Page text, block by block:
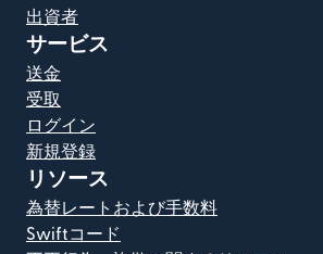
出資者
サービス
送金
受取
ログイン
新規登録
リソース
為替レートおよび手数料
Swiftコード